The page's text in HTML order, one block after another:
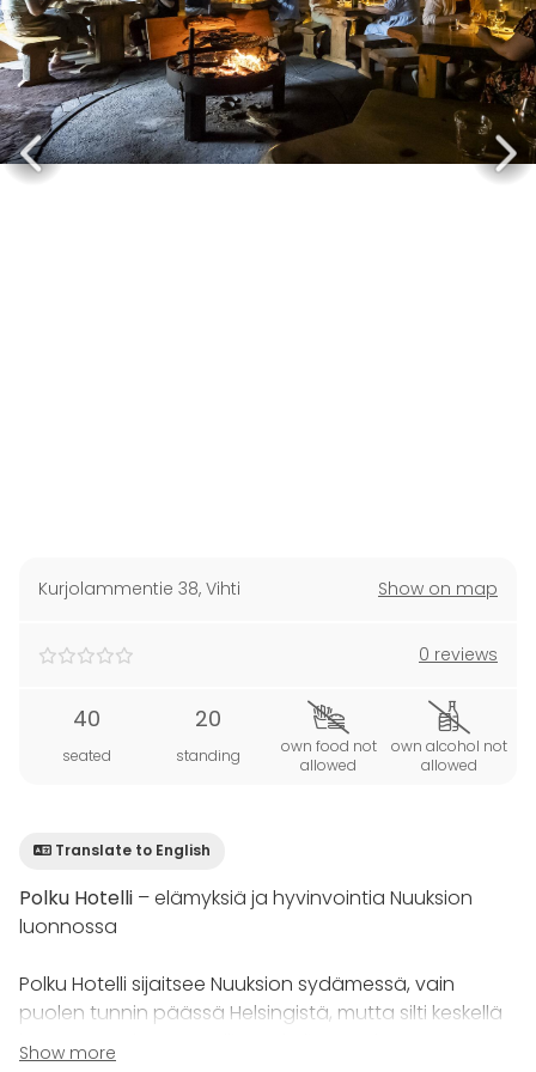
Kurjolammentie 38, Vihti Show on map
0 reviews
40
seated
20
standing
own food not
allowed
own alcohol not
allowed
Translate to English
Polku Hotelli – elämyksiä ja hyvinvointia Nuuksion
luonnossa
Polku Hotelli sijaitsee Nuuksion sydämessä, vain
puolen tunnin päässä Helsingistä, mutta silti keskellä
luonnon rauhaa. Hotellissa yhdistyvät laatu,
Show more